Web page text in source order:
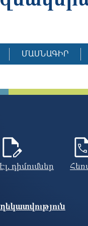
ՄԱՍՆԱԳԻՐ
Էլ. դիմումներ